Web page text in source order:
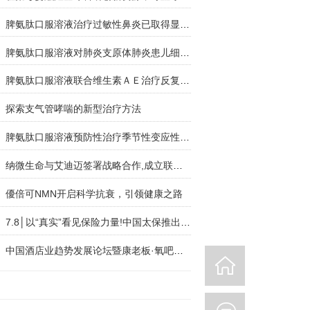
脾氨肽口服溶液治疗过敏性鼻炎已取得显著临床效果
脾氨肽口服溶液对肺炎支原体肺炎患儿细胞免疫功能
脾氨肽口服溶液联合维生素ＡＥ治疗反复性呼吸道感
探索支气管哮喘的新型治疗方法
脾氨肽口服溶液预防性治疗季节性变应性鼻炎的临床
纳微生命与艾迪迈签署战略合作,成立联合实验室
優倍可NMN开启科学抗衰，引领健康之路
7.8│以“真实”看见保险力量!中国太保推出行业首
中国酒店业趋势发展论坛暨康老板·氧吧酒店周年庆